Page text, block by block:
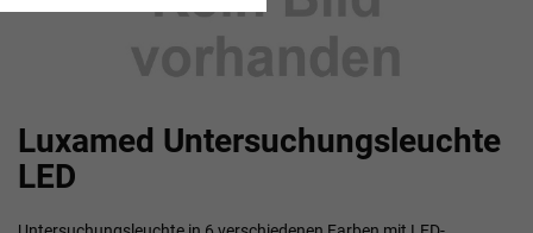
Luxamed Untersuchungsleuchte
LED
Anfang
der
Bildgalerie